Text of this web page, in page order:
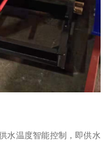
水温度智能控制，即供水